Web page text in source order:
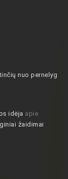
nuo pernelyg
idėja apie
žaidimai